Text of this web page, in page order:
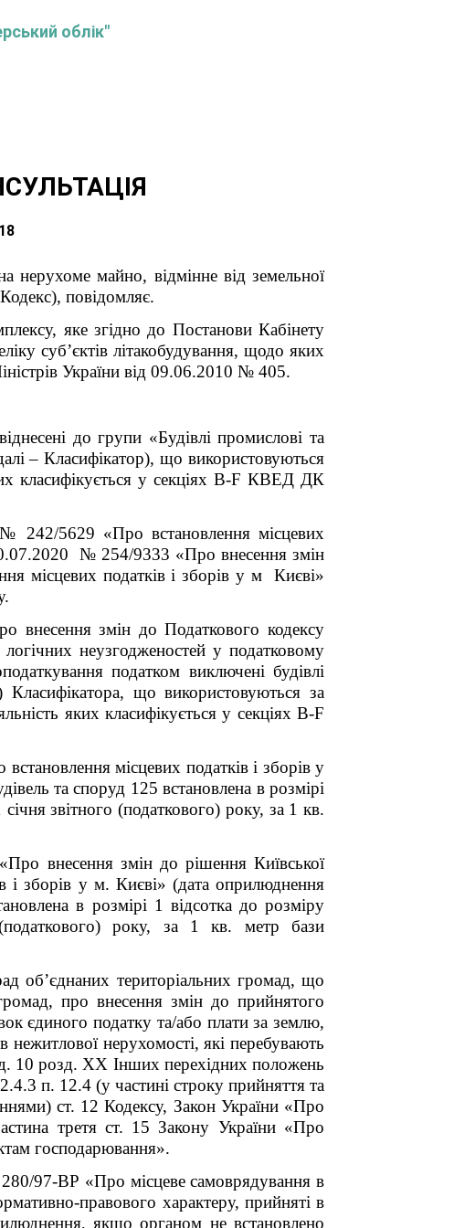
облік"
майно, відмінне від земельної
одекс), повідомляє.
яке згідно до Постанови Кабінету
суб’єктів літакобудування, щодо яких
України від 09.06.2010 № 405.
до групи «Будівлі промислові та
– Класифікатор), що використовуються
класифікується у секціях B-F КВЕД ДК
242/5629 «Про встановлення місцевих
№ 254/9333 «Про внесення змін
місцевих податків і зборів у м Києві»
змін до Податкового кодексу
неузгодженостей у податковому
податком виключені будівлі
Класифікатора, що використовуються за
яких класифікується у секціях B-F
місцевих податків і зборів у
та споруд 125 встановлена в розмірі
звітного (податкового) року, за 1 кв.
внесення змін до рішення Київської
зборів у м. Києві» (дата оприлюднення
в розмірі 1 відсотка до розміру
(податкового) року, за 1 кв. метр бази
об’єднаних територіальних громад, що
про внесення змін до прийнятого
єдиного податку та/або плати за землю,
нежитлової нерухомості, які перебувають
10 розд. XX Інших перехідних положень
п. 12.4 (у частині строку прийняття та
ст. 12 Кодексу, Закон України «Про
третя ст. 15 Закону України «Про
господарювання».
97-ВР «Про місцеве самоврядування в
правового характеру, прийняті в
якщо органом не встановлено